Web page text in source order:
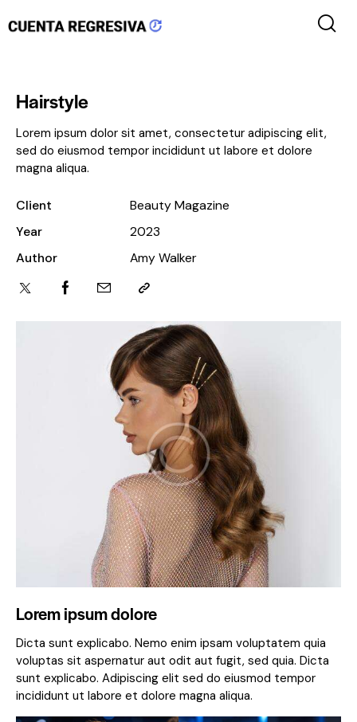
Hairstyle
Lorem ipsum dolor sit amet, consectetur adipiscing elit,
sed do eiusmod tempor incididunt ut labore et dolore
magna aliqua.
Client
Beauty Magazine
Year
2023
Author
Amy Walker
Lorem ipsum dolore
Dicta sunt explicabo. Nemo enim ipsam voluptatem quia
voluptas sit aspernatur aut odit aut fugit, sed quia. Dicta
sunt explicabo. Adipiscing elit sed do eiusmod tempor
incididunt ut labore et dolore magna aliqua.